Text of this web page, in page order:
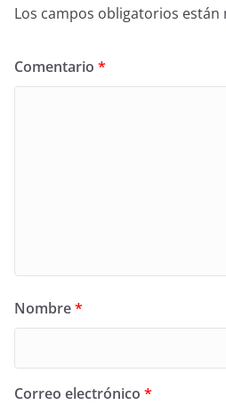
Los campos obligatorios están
Comentario *
Nombre*
Correo electrónico *